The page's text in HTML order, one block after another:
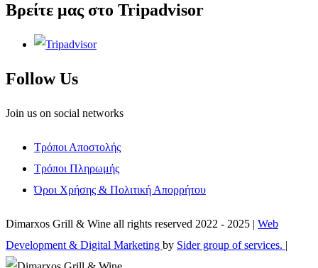
Βρείτε μας στο Tripadvisor
Follow Us
Join us on social networks
Τρόποι Αποστολής
Τρόποι Πληρωμής
Όροι Χρήσης & Πολιτική Απορρήτου
Dimarxos Grill & Wine all rights reserved 2022 - 2025 | Web
Development & Digital Marketing by Sider group of services. |